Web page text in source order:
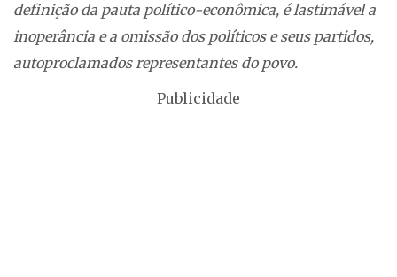
definição da pauta político-econômica, é lastimável a
inoperância e a omissão dos políticos e seus partidos,
autoproclamados representantes do povo.
Publicidade